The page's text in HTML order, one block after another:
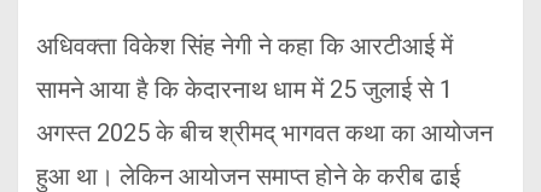
अधिवक्ता विकेश सिंह नेगी ने कहा कि आरटीआई में
सामने आया है कि केदारनाथ धाम में 25 जुलाई से 1
अगस्त 2025 के बीच श्रीमद् भागवत कथा का आयोजन
हुआ था। लेकिन आयोजन समाप्त होने के करीब ढाई